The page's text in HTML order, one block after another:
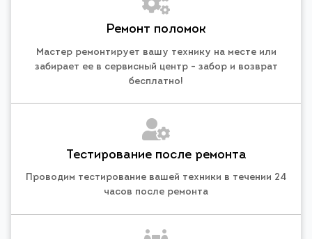
Ремонт поломок
Мастер ремонтирует вашу технику на месте или
забирает ее в сервисный центр - забор и возврат
бесплатно!
Тестирование после ремонта
Проводим тестирование вашей техники в течении 24
часов после ремонта